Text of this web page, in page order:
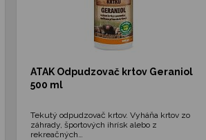
ATAK Odpudzovač krtov Geraniol
500 ml
Tekutý odpudzovač krtov. Vyháňa krtov zo
záhrady, športových ihrísk alebo z
rekreačných…